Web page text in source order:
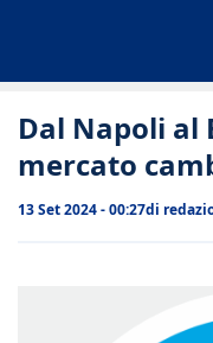
Dal Napoli al
mercato
13 Set 2024 - 00:27di